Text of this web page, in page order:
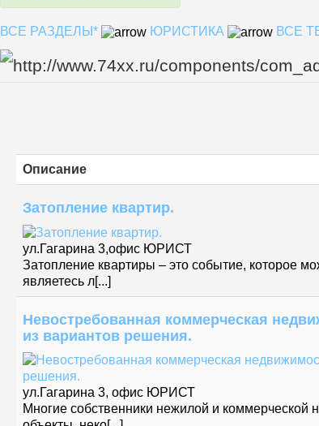
ВСЕ РАЗДЕЛЫ* ЮРИСТИКА ВСЕ
Описание
Затопление квартир.
ул.Гагарина 3,офис ЮРИСТ
Затопление квартиры – это событие, которое
являетесь л[...]
Невостребованная коммерческая
из вариантов решения.
ул.Гагарина 3, офис ЮРИСТ
Многие собственники нежилой и коммерческой